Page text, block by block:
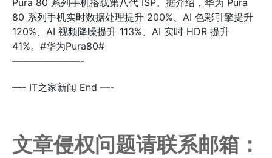
Pura 80 系列手机搭载第八代 ISP。据介绍，华为 Pura
80 系列手机实时数据处理提升 200%、AI 色彩引擎提升
120%、AI 视频降噪提升 113%、AI 实时 HDR 提升
41%。#华为Pura80#
———————-
—- IT之家新闻 End —-
文章侵权问题请联系邮箱：